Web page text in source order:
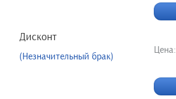
Дисконт
(Незначительный брак)
Цена: